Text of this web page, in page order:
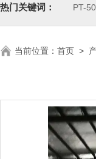
热门关键词： PT-
当前位置： 首页 >